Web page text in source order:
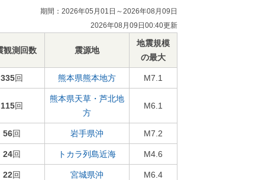
期間：2026年05月01日～2026年08月09日
2026年08月09日00:40更新
観測回数 震源地
地震規模
の最大
335回 熊本県熊本地方 M7.1
115回
熊本県天草・芦北地
方
M6.1
56回 岩手県沖 M7.2
24回 トカラ列島近海 M4.6
22回 宮城県沖 M6.4